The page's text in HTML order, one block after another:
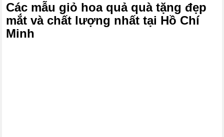
Các mẫu giỏ hoa quảquà tặng đẹp
mắt và chất lượng nhất tại Hồ Chí
Minh